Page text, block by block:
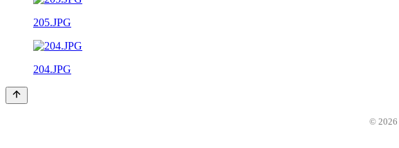
205.JPG
204.JPG
© 2026